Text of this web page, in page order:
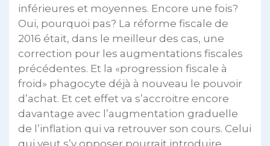
inférieures et moyennes. Encore une fois?
Oui, pourquoi pas? La réforme fiscale de
2016 était, dans le meilleur des cas, une
correction pour les augmentations fiscales
précédentes. Et la «progression fiscale à
froid» phagocyte déjà à nouveau le pouvoir
d’achat. Et cet effet va s’accroitre encore
davantage avec l’augmentation graduelle
de l’inflation qui va retrouver son cours. Celui
qui veut s’y opposer pourrait introduire